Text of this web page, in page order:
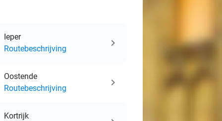
events
Ieper
Routebeschrijving
Oostende
Routebeschrijving
Kortrijk